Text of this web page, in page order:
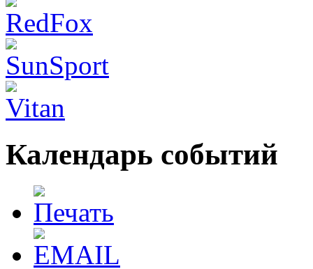
Календарь событий